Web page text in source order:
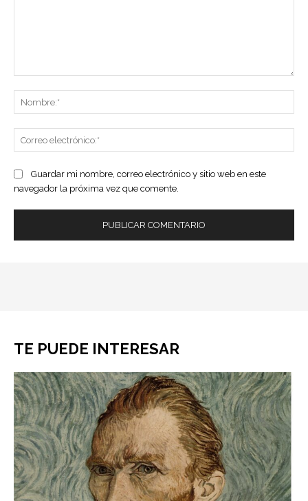
Guardar mi nombre, correo electrónico y sitio web en este
navegador la próxima vez que comente.
TE PUEDE INTERESAR